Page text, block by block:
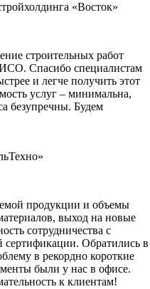
«Восток»
строительных работ
Спасибо специалистам
и легче получить этот
услуг – минимальна,
безупречны. Будем
продукции и объемы
выход на новые
сотрудничества с
сертификации. Обратились в
в рекордно короткие
были у нас в офисе.
к клиентам!